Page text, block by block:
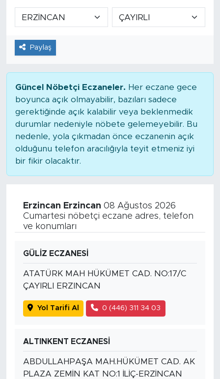
Paylaş
Güncel Nöbetçi Eczaneler. Her eczane gece
boyunca açık olmayabilir, bazıları sadece
gerektiğinde açık kalabilir veya beklenmedik
durumlar nedeniyle nöbete gelemeyebilir. Bu
nedenle, yola çıkmadan önce eczanenin açık
olduğunu telefon aracılığıyla teyit etmeniz iyi
bir fikir olacaktır.
Erzincan Erzincan 08 Ağustos 2026
Cumartesi nöbetçi eczane adres, telefon
ve konumları
GÜLİZ ECZANESİ
ATATÜRK MAH HÜKÜMET CAD. NO:17/C
ÇAYIRLI ERZINCAN
Yol Tarifi Al 0 (446) 311 34 03
ALTINKENT ECZANESİ
ABDULLAHPAŞA MAH.HÜKÜMET CAD. AK
PLAZA ZEMİN KAT NO:1 İLİÇ-ERZİNCAN